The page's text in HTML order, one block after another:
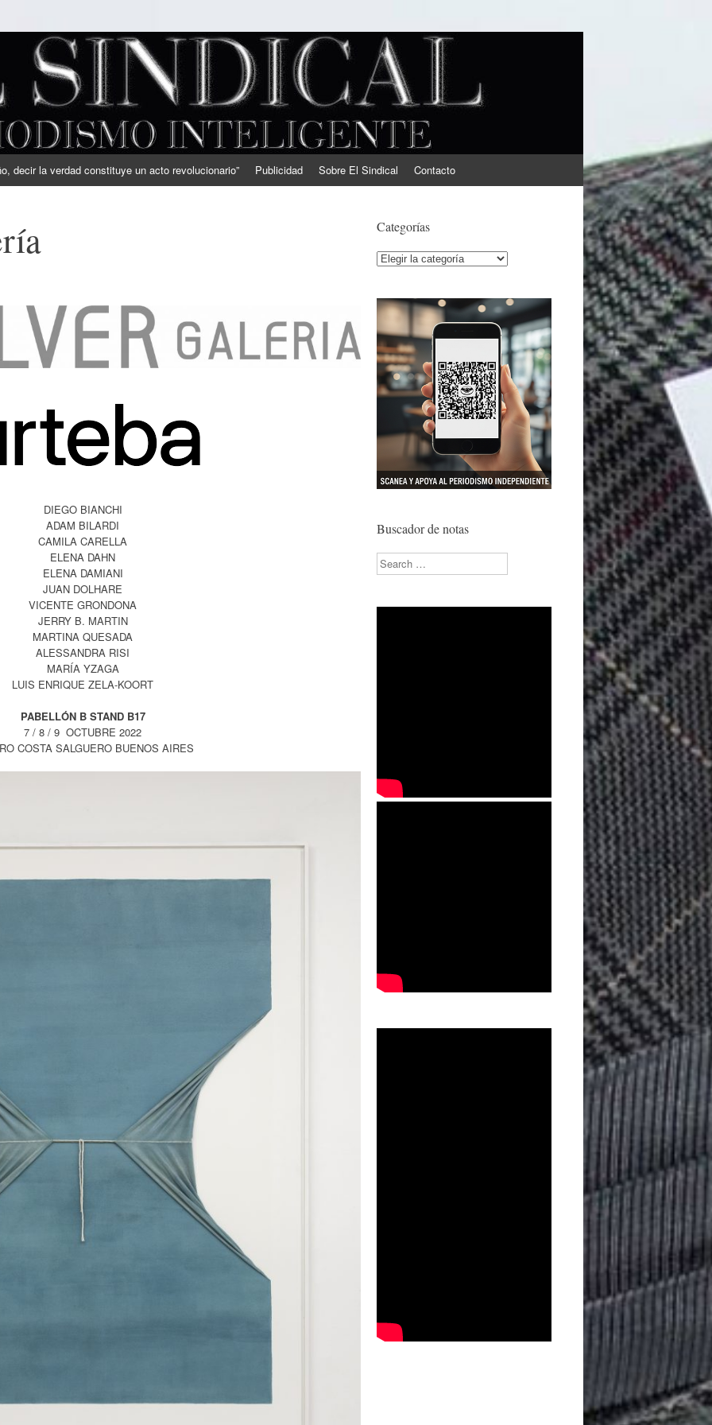
decir la verdad constituye un acto revolucionario” Publicidad Sobre El Sindical Contacto
DIEGO BIANCHI
ADAM BILARDI
CAMILA CARELLA
ELENA DAHN
ELENA DAMIANI
JUAN DOLHARE
VICENTE GRONDONA
JERRY B. MARTIN
MARTINA QUESADA
ALESSANDRA RISI
MARÍA YZAGA
LUIS ENRIQUE ZELA-KOORT
PABELLÓN B STAND B17
7 / 8 / 9 OCTUBRE 2022
COSTA SALGUERO BUENOS AIRES
Categorías
Categorías
Buscador de notas
Search